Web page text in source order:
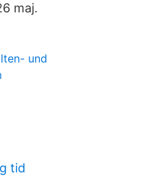
maj.
und
tid